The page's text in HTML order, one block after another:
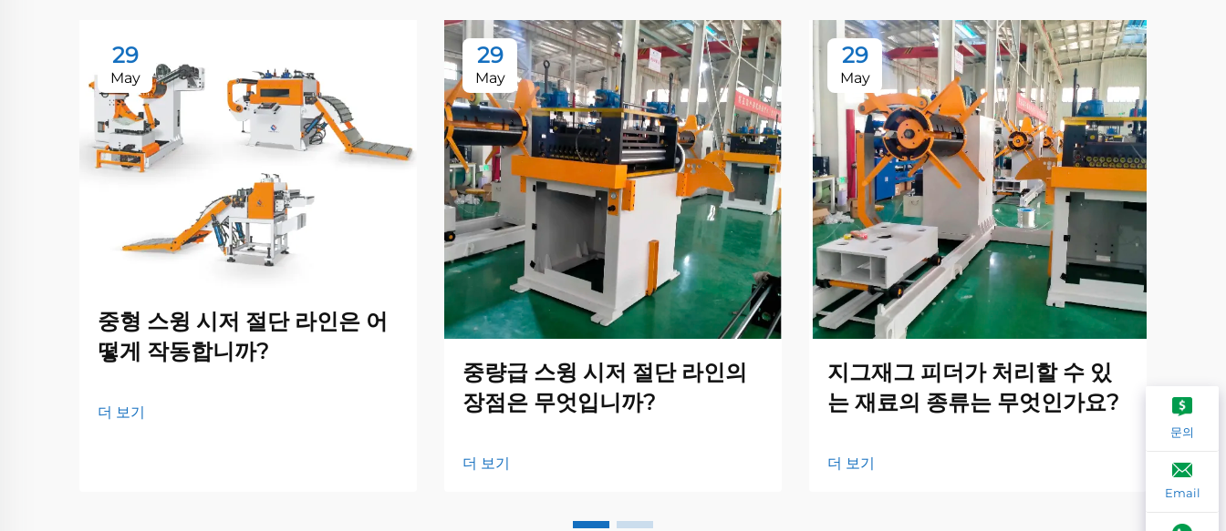
29
May
중형 스윙 시저 절단 라인은 어
떻게 작동합니까?
더 보기
29
May
중량급 스윙 시저 절단 라인의
장점은 무엇입니까?
더 보기
29
May
지그재그 피더가 처리할 수 있
는 재료의 종류는 무엇인가요?
더 보기
문의
Email